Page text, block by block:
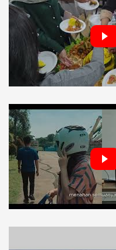
Office!
Bukan Lemah, Ini
Melangkah Lebih
Jual Aset